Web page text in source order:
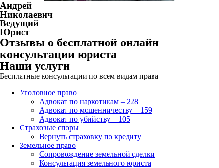
Андрей
Николаевич
Ведущий
Юрист
Отзывы о бесплатной онлайн
консультации юриста
Наши услуги
Бесплатные консультации по всем видам права
Уголовное право
Адвокат по наркотикам – 228
Адвокат по мошенничеству – 159
Адвокат по убийству – 105
Страховые споры
Вернуть страховку по кредиту
Земельное право
Сопровождение земельной сделки
Консультация земельного юриста